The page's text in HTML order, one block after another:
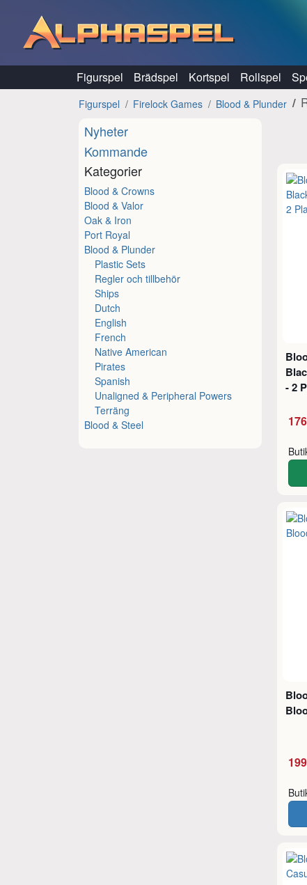
Figurspel Brädspel Kortspel Rollspel
Figurspel Firelock Games Blood & Plunder
Nyheter
Kommande
Kategorier
Blood & Crowns
Blood & Valor
Oak & Iron
Port Royal
Blood & Plunder
Plastic Sets
Regler och tillbehör
Ships
Dutch
English
French
Native American
Pirates
Spanish
Unaligned & Peripheral Powers
Terräng
Blood & Steel
- 2